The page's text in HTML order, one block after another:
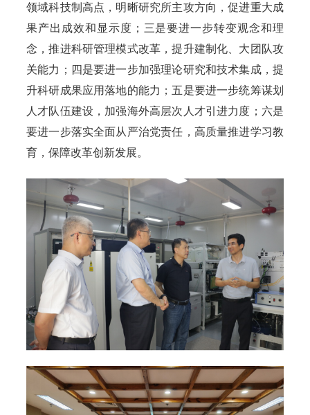
领域科技制高点，明晰研究所主攻方向，促进重大成
果产出成效和显示度；三是要进一步转变观念和理
念，推进科研管理模式改革，提升建制化、大团队攻
关能力；四是要进一步加强理论研究和技术集成，提
升科研成果应用落地的能力；五是要进一步统筹谋划
人才队伍建设，加强海外高层次人才引进力度；六是
要进一步落实全面从严治党责任，高质量推进学习教
育，保障改革创新发展。